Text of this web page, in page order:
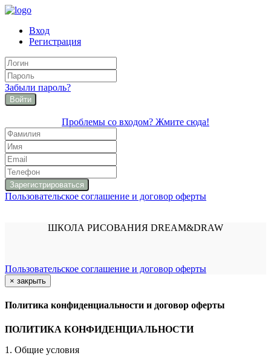
Вход
Регистрация
Забыли пароль?
Войти
Проблемы со входом? Жмите сюда!
Пользовательское соглашение и договор оферты
ШКОЛА РИСОВАНИЯ DREAM&DRAW
Пользовательское соглашение и договор оферты
× закрыть
Политика конфиденциальности и договор оферты
ПОЛИТИКА КОНФИДЕНЦИАЛЬНОСТИ
1. Общие условия